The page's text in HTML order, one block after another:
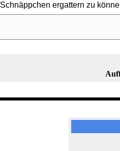
Schnäppchen ergattern zu